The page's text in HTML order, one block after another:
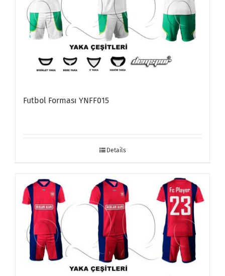
Futbol Forması YNFF015
Details